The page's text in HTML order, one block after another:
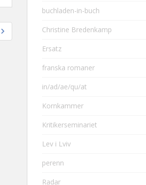
buchladen-in-buch
Christine Bredenkamp
Ersatz
franska romaner
in/ad/ae/qu/at
Kornkammer
Kritikerseminariet
Lev i Lviv
perenn
Radar